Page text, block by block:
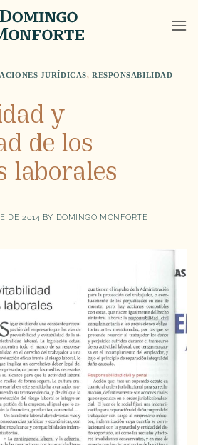
JURÍDICAS, RESPONSABILIDAD
y
de los
laborales
DE 2014 BY DOMINGO MONFORTE